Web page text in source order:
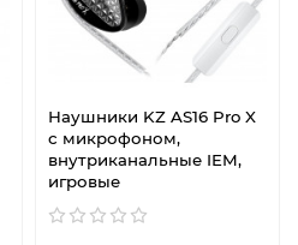
Наушники KZ AS16 Pro X
с микрофоном,
внутриканальные IEM,
игровые